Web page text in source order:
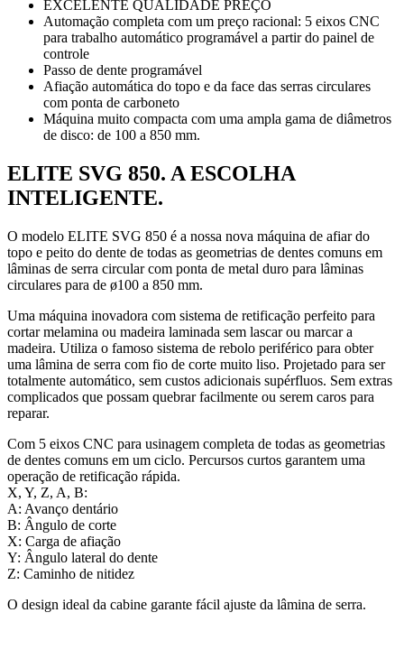
EXCELENTE QUALIDADE PREÇO
Automação completa com um preço racional: 5 eixos CNC
para trabalho automático programável a partir do painel de
controle
Passo de dente programável
Afiação automática do topo e da face das serras circulares
com ponta de carboneto
Máquina muito compacta com uma ampla gama de diâmetros
de disco: de 100 a 850 mm.
ELITE SVG 850. A ESCOLHA
INTELIGENTE.
O modelo ELITE SVG 850 é a nossa nova máquina de afiar do
topo e peito do dente de todas as geometrias de dentes comuns em
lâminas de serra circular com ponta de metal duro para lâminas
circulares para de ø100 a 850 mm.
Uma máquina inovadora com sistema de retificação perfeito para
cortar melamina ou madeira laminada sem lascar ou marcar a
madeira. Utiliza o famoso sistema de rebolo periférico para obter
uma lâmina de serra com fio de corte muito liso. Projetado para ser
totalmente automático, sem custos adicionais supérfluos. Sem extras
complicados que possam quebrar facilmente ou serem caros para
reparar.
Com 5 eixos CNC para usinagem completa de todas as geometrias
de dentes comuns em um ciclo. Percursos curtos garantem uma
operação de retificação rápida.
X, Y, Z, A, B:
A: Avanço dentário
B: Ângulo de corte
X: Carga de afiação
Y: Ângulo lateral do dente
Z: Caminho de nitidez
O design ideal da cabine garante fácil ajuste da lâmina de serra.